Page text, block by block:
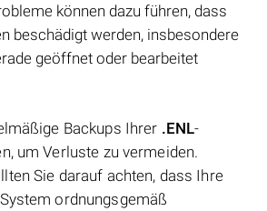
können dazu führen, dass
beschädigt werden, insbesondere
geöffnet oder bearbeitet
Backups Ihrer .ENL-
um Verluste zu vermeiden.
Sie darauf achten, dass Ihre
ordnungsgemäß